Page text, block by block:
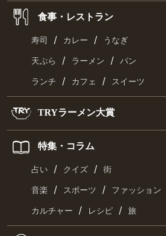
食事・レストラン
寿司 / カレー / うなぎ
天ぷら / ラーメン / パン
ランチ / カフェ / スイーツ
TRYラーメン大賞
特集・コラム
占い / クイズ / 街
音楽 / スポーツ / ファッション
カルチャー / レシピ / 旅